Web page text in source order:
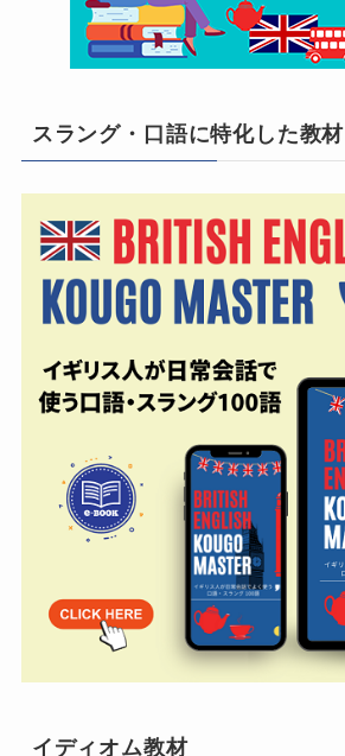
スラング・口語に特化した教材
イディオム教材